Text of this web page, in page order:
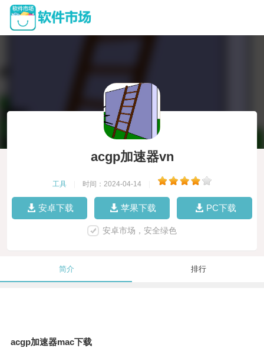
acgp加速器vn
工具 时间：2024-04-14
安卓下载 苹果下载 PC下载
安卓市场，安全绿色
简介 排行
acgp加速器mac下载